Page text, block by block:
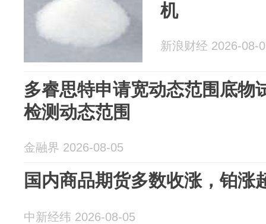
机
新浪财经 2026-08-
多睿思特申请宽动态范围底物
检测动态范围
金融界 2026-08-05
国内商品期货多数收涨，铂涨
中新经纬 2026-08-05